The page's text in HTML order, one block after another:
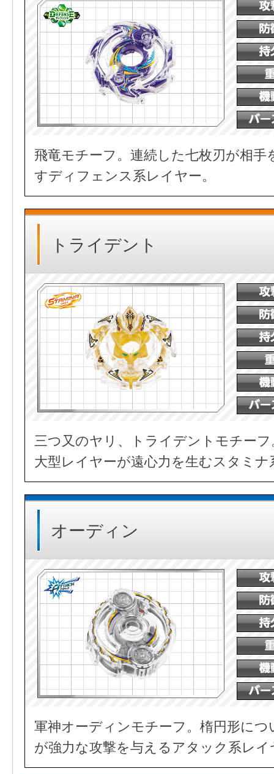
飛竜モチーフ。連続した七枚刃が相手
すディフェンス系レイヤー。
トライデント
三つ又のヤリ、トライデントモチー
大型レイヤーが遠心力を生むスタミナ
オーディン
軍神オーディンモチーフ。楕円形に
が強力な攻撃を与えるアタック系レイ